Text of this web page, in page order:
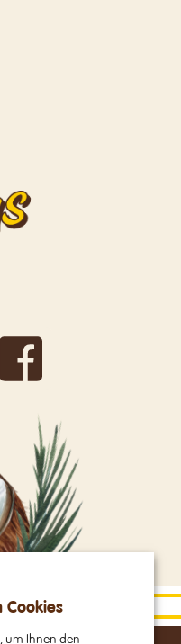
Cookies
um Ihnen den